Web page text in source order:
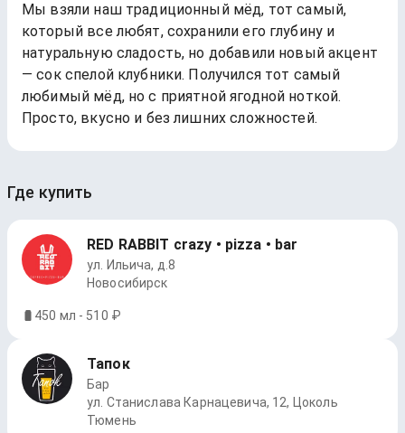
Мы взяли наш традиционный мёд, тот самый,
который все любят, сохранили его глубину и
натуральную сладость, но добавили новый акцент
— сок спелой клубники. Получился тот самый
любимый мёд, но с приятной ягодной ноткой.
Просто, вкусно и без лишних сложностей.
Где купить
RED RABBIT crazy • pizza • bar
ул. Ильича, д.8
Новосибирск
450 мл - 510 ₽
Тапок
Бар
ул. Станислава Карнацевича, 12, Цоколь
Тюмень